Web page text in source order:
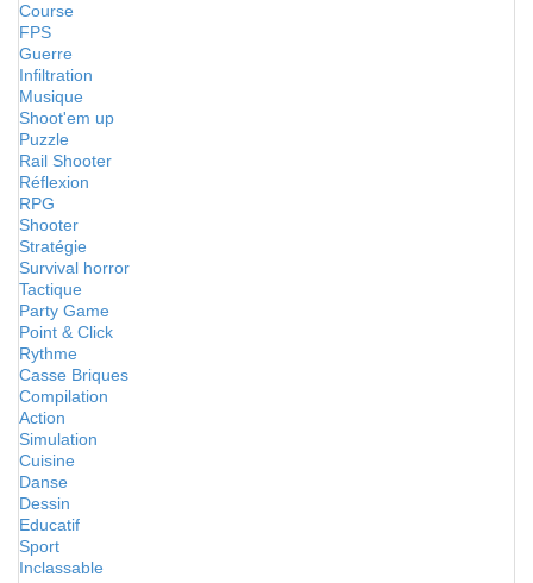
Course
FPS
Guerre
Infiltration
Musique
Shoot'em up
Puzzle
Rail Shooter
Réflexion
RPG
Shooter
Stratégie
Survival horror
Tactique
Party Game
Point & Click
Rythme
Casse Briques
Compilation
Action
Simulation
Cuisine
Danse
Dessin
Educatif
Sport
Inclassable